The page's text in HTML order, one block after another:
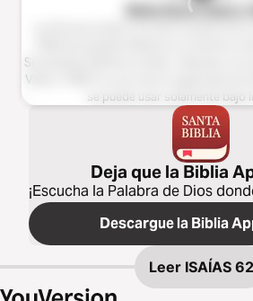
Biblia Reina Valera
Sociedades Bíblicas Unidas. Utilizado con
Valera 1960® es una marca registrada de
se puede usar solamente bajo
Deja que la Biblia
¡Escucha la Palabra de Dios
Descargue la Biblia
Leer ISAÍAS 62